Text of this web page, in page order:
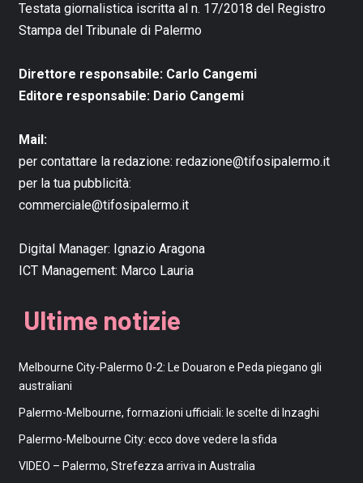
Testata giornalistica iscritta al n. 17/2018 del Registro
Stampa del Tribunale di Palermo
Direttore responsabile: Carlo Cangemi
Editore responsabile: Dario Cangemi
Mail:
per contattare la redazione: redazione@tifosipalermo.it
per la tua pubblicità:
commerciale@tifosipalermo.it
Digital Manager: Ignazio Aragona
ICT Management: Marco Lauria
Ultime notizie
Melbourne City-Palermo 0-2: Le Douaron e Peda piegano gli
australiani
Palermo-Melbourne, formazioni ufficiali: le scelte di Inzaghi
Palermo-Melbourne City: ecco dove vedere la sfida
VIDEO – Palermo, Strefezza arriva in Australia